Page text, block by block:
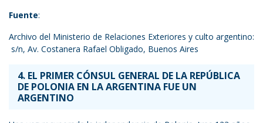
Fuente:
Archivo del Ministerio de Relaciones Exteriores y culto argentino:
s/n, Av. Costanera Rafael Obligado, Buenos Aires
4. EL PRIMER CÓNSUL GENERAL DE LA REPÚBLICA
DE POLONIA EN LA ARGENTINA FUE UN
ARGENTINO